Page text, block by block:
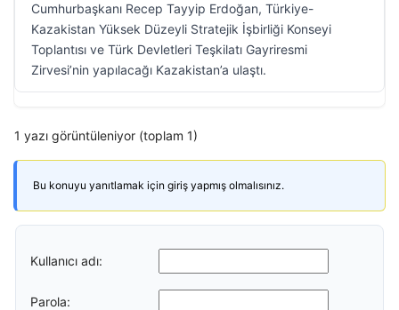
Cumhurbaşkanı Recep Tayyip Erdoğan, Türkiye-
Kazakistan Yüksek Düzeyli Stratejik İşbirliği Konseyi
Toplantısı ve Türk Devletleri Teşkilatı Gayriresmi
Zirvesi’nin yapılacağı Kazakistan’a ulaştı.
1 yazı görüntüleniyor (toplam 1)
Bu konuyu yanıtlamak için giriş yapmış olmalısınız.
Kullanıcı adı:
Parola: